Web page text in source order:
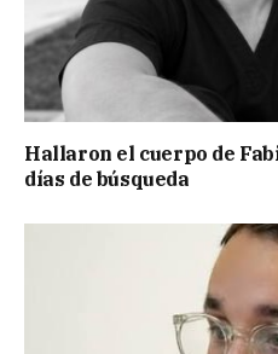
Hallaron el cuerpo de
días de búsqueda